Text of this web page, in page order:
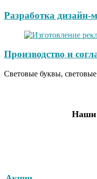
Разработка дизайн-
Производство и
Световые буквы,
Наши